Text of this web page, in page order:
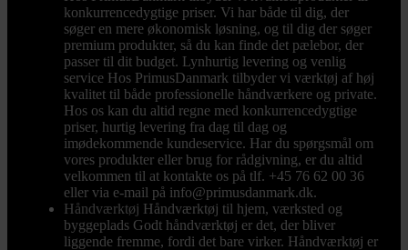
konkurrencedygtige priser. Vi har både til dig, der
søger en mere økonomisk løsning, og til dig der søger
premium produkter, så du kan finde det pælebor, der
passer til dit budget. Lynhurtig levering og venlig
service Hos PrimusDanmark tilbyder vi værktøj af høj
kvalitet til både professionelle håndværkere og private.
Hos os kan du altid regne med konkurrencedygtige
priser, hurtig levering fra dag til dag og
imødekommende kundeservice. Har du spørgsmål om
vores produkter eller brug for rådgivning, er du altid
velkommen til at kontakte os på tlf. +45 76 62 00 36
eller via e-mail på info@primusdanmark.dk.
Håndværktøj Håndværktøj til hjem, værksted og
byggeplads Godt håndværktøj er det, der bliver
liggende fremme, fordi det bare virker. Håndværktøj er